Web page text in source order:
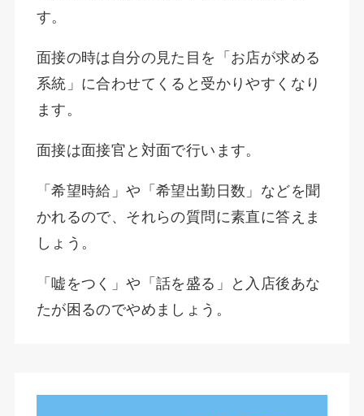
す。
面接の時は自分の見た目を「お店が求める
系統」に合わせてくると受かりやすくなり
ます。
面接は面接官と対面で行います。
「希望時給」や「希望出勤日数」などを聞
かれるので、それらの質問に素直に答えま
しょう。
「嘘をつく」や「話を盛る」と入店後あな
たが困るのでやめましょう。